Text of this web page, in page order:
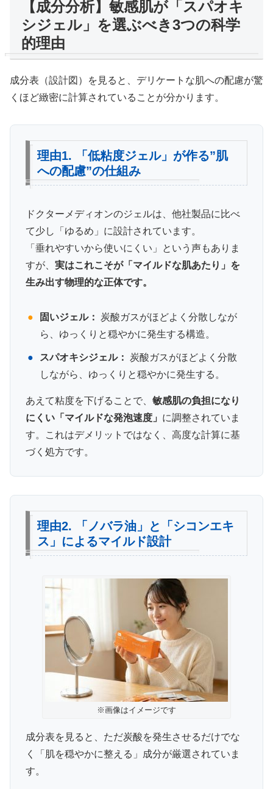
【成分分析】敏感肌が「スパオキ
シジェル」を選ぶべき3つの科学
的理由
成分表（設計図）を見ると、デリケートな肌への配慮が驚
くほど緻密に計算されていることが分かります。
理由1. 「低粘度ジェル」が作る”肌
への配慮”の仕組み
ドクターメディオンのジェルは、他社製品に比べ
て少し「ゆるめ」に設計されています。
「垂れやすいから使いにくい」という声もありま
すが、 実はこれこそが「マイルドな肌あたり」を
生み出す物理的な正体です。
● 固いジェル：
炭酸ガスがほどよく分散しなが
ら、ゆっくりと穏やかに発生する構造。
● スパオキシジェル：
炭酸ガスがほどよく分散
しながら、ゆっくりと穏やかに発生する。
あえて粘度を下げることで、 敏感肌の負担になり
にくい「マイルドな発泡速度」 に調整されていま
す。これはデメリットではなく、高度な計算に基
づく処方です。
理由2. 「ノバラ油」と「シコンエキ
ス」によるマイルド設計
※画像はイメージです
成分表を見ると、ただ炭酸を発生させるだけでな
く「肌を穏やかに整える」成分が厳選されていま
す。